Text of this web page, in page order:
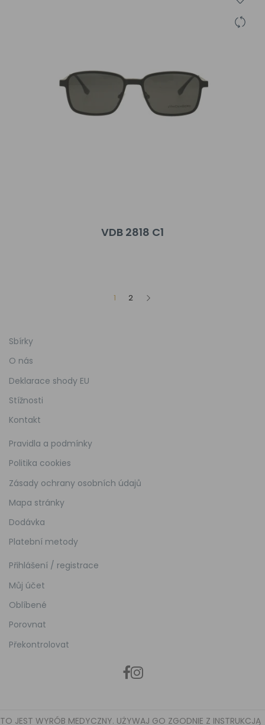
TO JEST WYRÓB MEDYCZNY. UŻYWAJ GO ZGODNIE Z INSTRUKCJĄ
VDB 2818 C1
1 2
Sbírky
O nás
Deklarace shody EU
Stížnosti
Kontakt
Pravidla a podmínky
Politika cookies
Zásady ochrany osobních údajů
Mapa stránky
Dodávka
Platební metody
Přihlášení / registrace
Můj účet
Oblíbené
Porovnat
Překontrolovat